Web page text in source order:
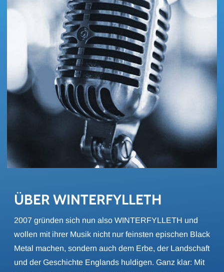
ÜBER WIN­TER­FYL­LETH
2007 gründen sich nun also WINTERFYLLETH und
wollen mit ihrer Musik nicht nur feinsten epischen Black
Metal machen, sondern auch dem Erbe, der Landschaft
und der Geschichte Englands huldigen. Ganz klar: Mit